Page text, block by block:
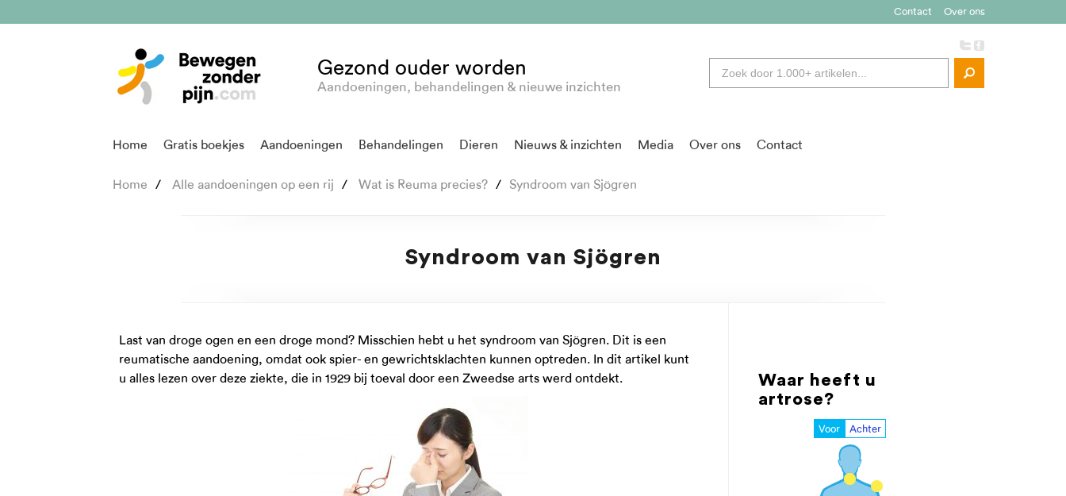
Over ons
Contact
Gezond ouder worden
Aandoeningen, behandelingen & nieuwe inzichten
Home Gratis boekjes Aandoeningen Behandelingen Dieren Nieuws & inzichten Media Over ons Contact
Home Alle aandoeningen op een rij Wat is Reuma precies? Syndroom van Sjögren
Syndroom van Sjögren
Last van droge ogen en een droge mond? Misschien hebt u het syndroom van Sjögren. Dit is een
reumatische aandoening, omdat ook spier- en gewrichtsklachten kunnen optreden. In dit artikel kunt
u alles lezen over deze ziekte, die in 1929 bij toeval door een Zweedse arts werd ontdekt.
Waar heeft u
artrose?
Voor Achter